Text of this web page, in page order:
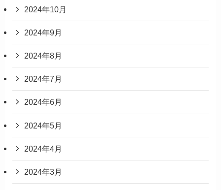
2024年10月
2024年9月
2024年8月
2024年7月
2024年6月
2024年5月
2024年4月
2024年3月